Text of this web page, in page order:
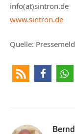
info(at)sintron.de
www.sintron.de
Quelle: